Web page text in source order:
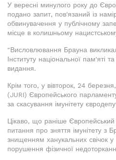
У вересні минулого року до
подано запит, пов'язаний із
обвинувачення у публічному
місце в колишньому
"Висловлювання Брауна
Інституту національної пам'яті
видання.
Крім того, у вівторок, 24
(JURI) Європейського
за скасування імунітету
Цікаво, що раніше Європейський
питання про зняття імунітету з
знищенням ханукальних свічок
порушення фізичної